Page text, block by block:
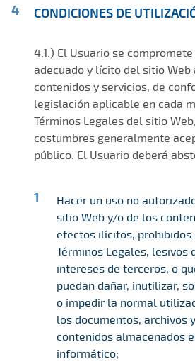
CONDICIONES DE
4.1.) El Usuario se
adecuado y lícito del sitio Web
contenidos y servicios, de
legislación aplicable en cada
Términos Legales del sitio
costumbres generalmente
público. El Usuario deberá
Hacer un uso no
sitio Web y/o de los
efectos ilícitos, prohibidos
Términos Legales, lesivos
intereses de terceros, o
puedan dañar, inutilizar,
o impedir la normal
los documentos, archivos
contenidos almacenados
informático;